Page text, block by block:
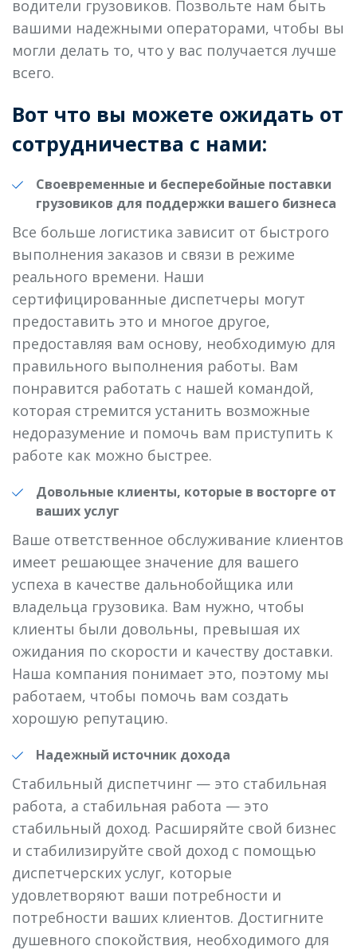
водители грузовиков. Позвольте нам быть
вашими надежными операторами, чтобы вы
могли делать то, что у вас получается лучше
всего.
Вот что вы можете ожидать от
сотрудничества с нами:
Своевременные и бесперебойные поставки
грузовиков для поддержки вашего бизнеса
Все больше логистика зависит от быстрого
выполнения заказов и связи в режиме
реального времени. Наши
сертифицированные диспетчеры могут
предоставить это и многое другое,
предоставляя вам основу, необходимую для
правильного выполнения работы. Вам
понравится работать с нашей командой,
которая стремится устанить возможные
недоразумение и помочь вам приступить к
работе как можно быстрее.
Довольные клиенты, которые в восторге от
ваших услуг
Ваше ответственное обслуживание клиентов
имеет решающее значение для вашего
успеха в качестве дальнобойщика или
владельца грузовика. Вам нужно, чтобы
клиенты были довольны, превышая их
ожидания по скорости и качеству доставки.
Наша компания понимает это, поэтому мы
работаем, чтобы помочь вам создать
хорошую репутацию.
Надежный источник дохода
Стабильный диспетчинг — это стабильная
работа, а стабильная работа — это
стабильный доход. Расширяйте свой бизнес
и стабилизируйте свой доход с помощью
диспетчерских услуг, которые
удовлетворяют ваши потребности и
потребности ваших клиентов. Достигните
душевного спокойствия, необходимого для